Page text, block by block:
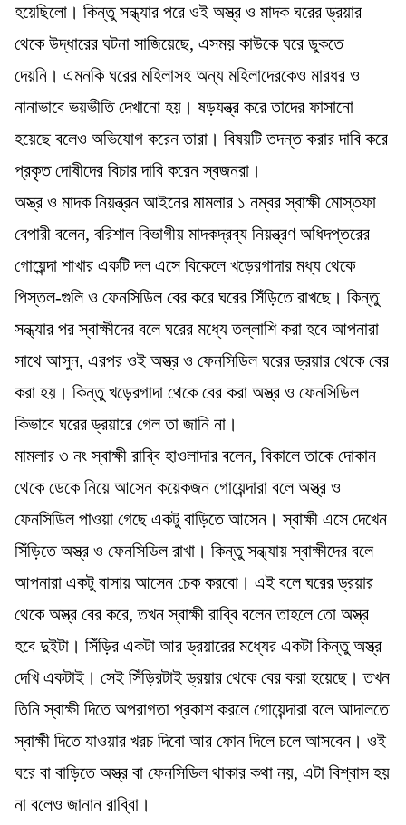
হয়েছিলো। কিন্তু সন্ধ্যার পরে ওই অস্ত্র ও মাদক ঘরের ড্রয়ার
থেকে উদ্ধারের ঘটনা সাজিয়েছে, এসময় কাউকে ঘরে ডুকতে
দেয়নি। এমনকি ঘরের মহিলাসহ অন্য মহিলাদেরকেও মারধর ও
নানাভাবে ভয়ভীতি দেখানো হয়। ষড়যন্ত্র করে তাদের ফাসানো
হয়েছে বলেও অভিযোগ করেন তারা। বিষয়টি তদন্ত করার দাবি করে
প্রকৃত দোষীদের বিচার দাবি করেন স্বজনরা।
অস্ত্র ও মাদক নিয়ন্ত্রন আইনের মামলার ১ নম্বর স্বাক্ষী মোস্তফা
বেপারী বলেন, বরিশাল বিভাগীয় মাদকদ্রব্য নিয়ন্ত্রণ অধিদপ্তরের
গোয়েন্দা শাখার একটি দল এসে বিকেলে খড়েরগাদার মধ্য থেকে
পিস্তল-গুলি ও ফেনসিডিল বের করে ঘরের সিঁড়িতে রাখছে। কিন্তু
সন্ধ্যার পর স্বাক্ষীদের বলে ঘরের মধ্যে তল্লাশি করা হবে আপনারা
সাথে আসুন, এরপর ওই অস্ত্র ও ফেনসিডিল ঘরের ড্রয়ার থেকে বের
করা হয়। কিন্তু খড়েরগাদা থেকে বের করা অস্ত্র ও ফেনসিডিল
কিভাবে ঘরের ড্রয়ারে গেল তা জানি না।
মামলার ৩ নং স্বাক্ষী রাব্বি হাওলাদার বলেন, বিকালে তাকে দোকান
থেকে ডেকে নিয়ে আসেন কয়েকজন গোয়েন্দারা বলে অস্ত্র ও
ফেনসিডিল পাওয়া গেছে একটু বাড়িতে আসেন। স্বাক্ষী এসে দেখেন
সিঁড়িতে অস্ত্র ও ফেনসিডিল রাখা। কিন্তু সন্ধ্যায় স্বাক্ষীদের বলে
আপনারা একটু বাসায় আসেন চেক করবো। এই বলে ঘরের ড্রয়ার
থেকে অস্ত্র বের করে, তখন স্বাক্ষী রাব্বি বলেন তাহলে তো অস্ত্র
হবে দুইটা। সিঁড়ির একটা আর ড্রয়ারের মধ্যের একটা কিন্তু অস্ত্র
দেখি একটাই। সেই সিঁড়িরটাই ড্রয়ার থেকে বের করা হয়েছে। তখন
তিনি স্বাক্ষী দিতে অপরাগতা প্রকাশ করলে গোয়েন্দারা বলে আদালতে
স্বাক্ষী দিতে যাওয়ার খরচ দিবো আর ফোন দিলে চলে আসবেন। ওই
ঘরে বা বাড়িতে অস্ত্র বা ফেনসিডিল থাকার কথা নয়, এটা বিশ্বাস হয়
না বলেও জানান রাব্বিা।